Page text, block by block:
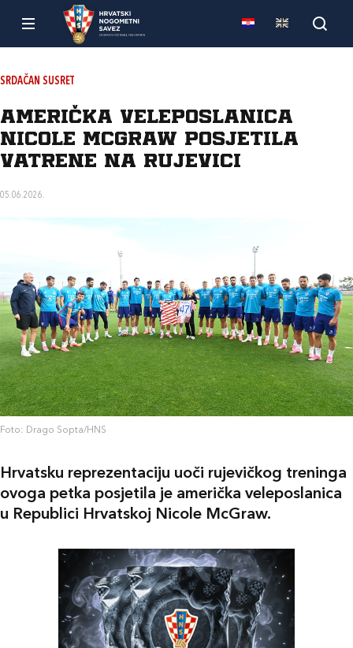
SRDAČAN SUSRET
Američka veleposlanica
Nicole McGraw posjetila
Vatrene na Rujevici
05.06.2026.
Foto: Drago Sopta/HNS
Hrvatsku reprezentaciju uoči rujevičkog treninga
ovoga petka posjetila je američka veleposlanica
u Republici Hrvatskoj Nicole McGraw.